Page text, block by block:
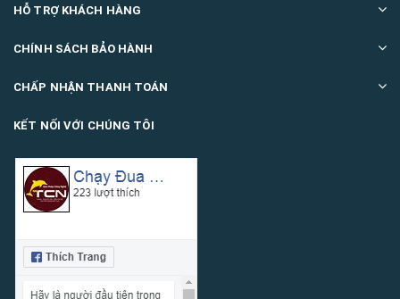
HỖ TRỢ KHÁCH HÀNG
CHÍNH SÁCH BẢO HÀNH
CHẤP NHẬN THANH TOÁN
KẾT NỐI VỚI CHÚNG TÔI